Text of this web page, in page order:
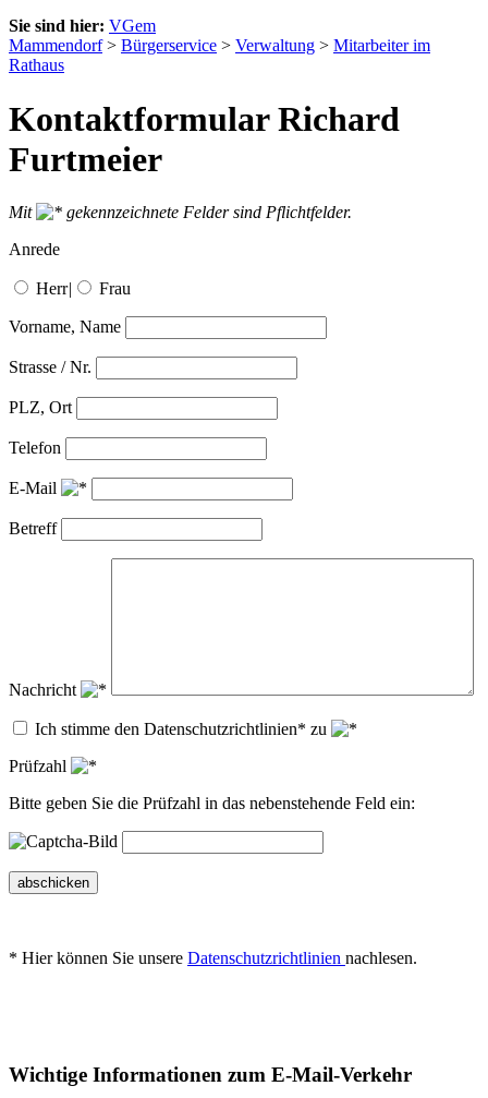
Sie sind hier: VGem
Mammendorf> Bürgerservice > Verwaltung > Mitarbeiter im
Rathaus
Kontaktformular Richard
Furtmeier
Mit
gekennzeichnete Felder sind Pflichtfelder.
Anrede
Herr| Frau
Vorname, Name
Strasse / Nr.
PLZ, Ort
Telefon
E-Mail
Betreff
Nachricht
Ich stimme den Datenschutzrichtlinien* zu
Prüfzahl
Bitte geben Sie die Prüfzahl in das nebenstehende Feld ein:
abschicken
* Hier können Sie unsere Datenschutzrichtlinien nachlesen.
Wichtige Informationen zum E-Mail-Verkehr